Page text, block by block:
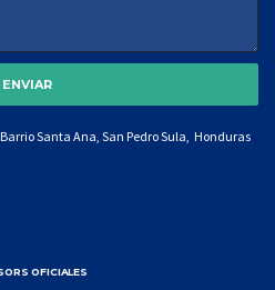
Santa Ana, San Pedro Sula, Honduras
OFICIALES